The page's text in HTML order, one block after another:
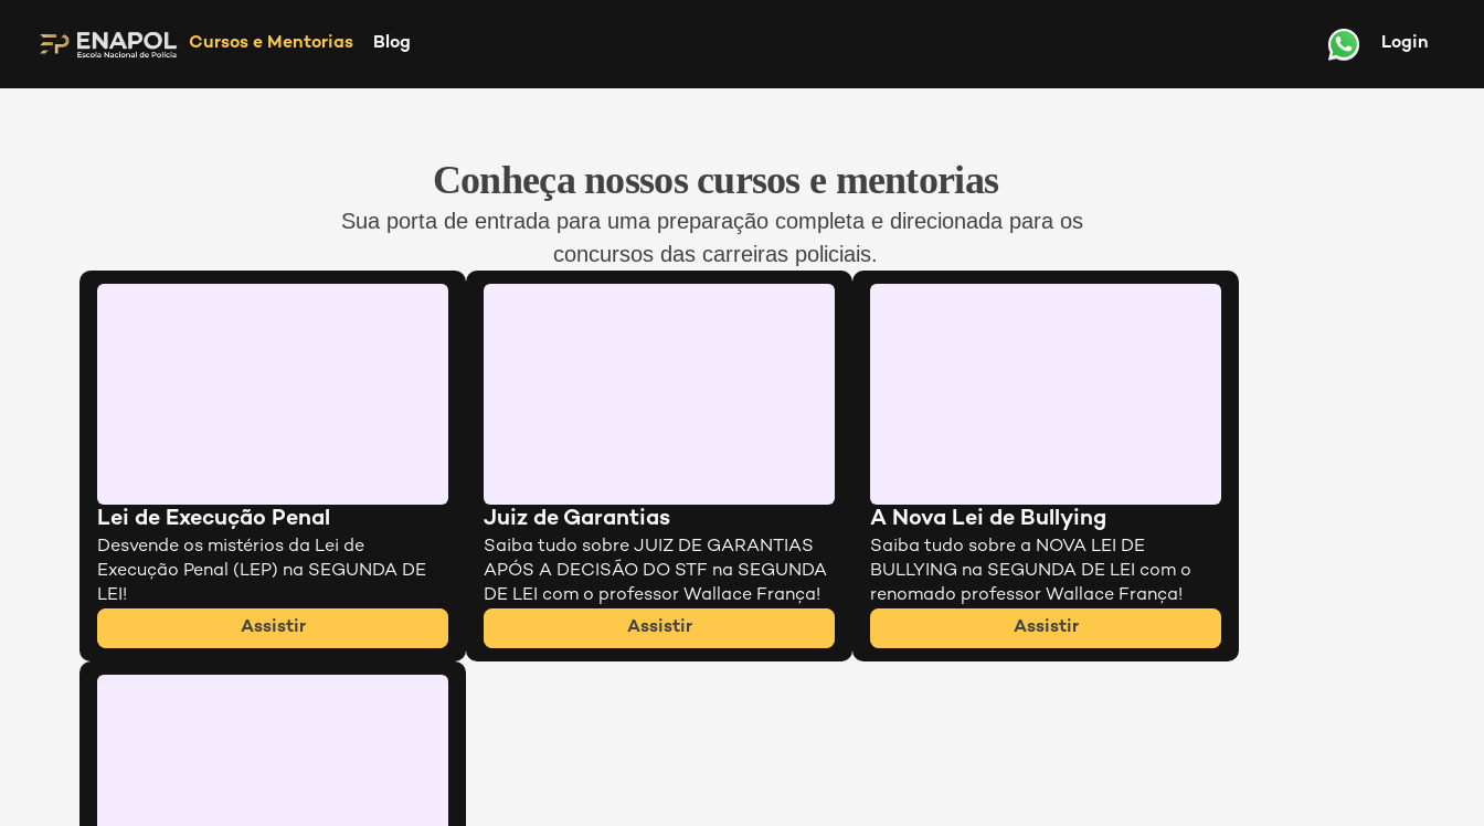
Cursos e Mentorias Blog Login
Conheça nossos cursos e mentorias
Sua porta de entrada para uma preparação completa e direcionada para os
concursos das carreiras policiais.
Lei de Execução Penal
Desvende os mistérios da Lei de
Execução Penal (LEP) na SEGUNDA DE
LEI!
Assistir
Juiz de Garantias
Saiba tudo sobre JUIZ DE GARANTIAS
APÓS A DECISÃO DO STF na SEGUNDA
DE LEI com o professor Wallace França!
Assistir
A Nova Lei de Bullying
Saiba tudo sobre a NOVA LEI DE
BULLYING na SEGUNDA DE LEI com o
renomado professor Wallace França!
Assistir